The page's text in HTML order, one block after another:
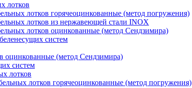
лотков
лотков горячеоцинкованные (метод погружения)
лотков из нержавеющей стали INOX
лотков оцинкованные (метод Сендзимира)
систем
оцинкованные (метод Сендзимира)
систем
лотков
лотков горячеоцинкованные (метод погружения)